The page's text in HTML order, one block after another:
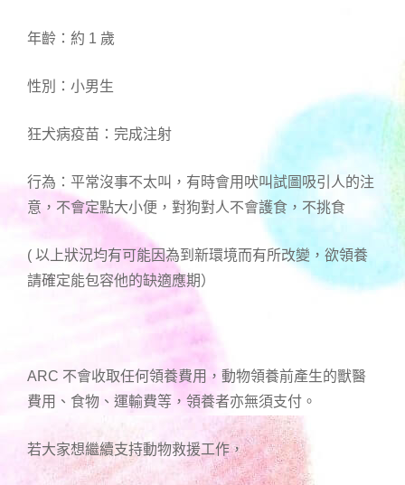
年齡：約 1 歲
性別：小男生
狂犬病疫苗：完成注射
行為：平常沒事不太叫，有時會用吠叫試圖吸引人的注
意，不會定點大小便，對狗對人不會護食，不挑食
( 以上狀況均有可能因為到新環境而有所改變，欲領養
請確定能包容他的缺適應期）
ARC 不會收取任何領養費用，動物領養前產生的獸醫
費用、食物、運輸費等，領養者亦無須支付。
若大家想繼續支持動物救援工作，